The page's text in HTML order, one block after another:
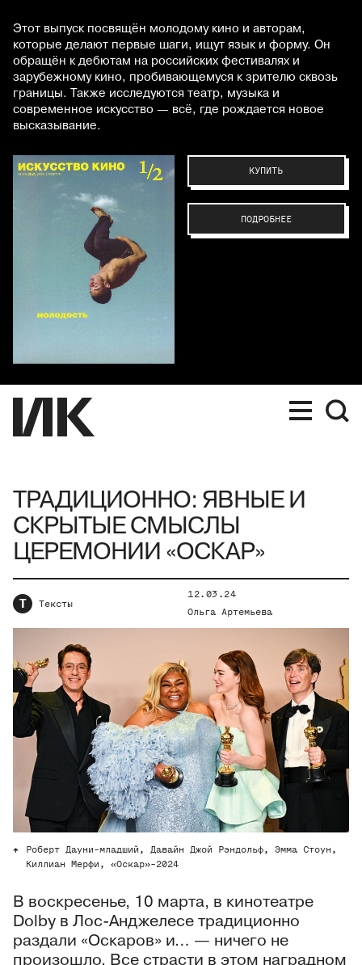
Этот выпуск посвящён молодому кино и авторам,
которые делают первые шаги, ищут язык и форму. Он
обращён к дебютам на российских фестивалях и
зарубежному кино, пробивающемуся к зрителю сквозь
границы. Также исследуются театр, музыка и
современное искусство — всё, где рождается новое
высказывание.
КУПИТЬ
ПОДРОБНЕЕ
ТРАДИЦИОННО: ЯВНЫЕ И
СКРЫТЫЕ СМЫСЛЫ
ЦЕРЕМОНИИ «ОСКАР»
Т Тексты
12.03.24
Ольга Артемьева
Роберт Дауни-младший, Давайн Джой Рэндольф, Эмма Стоун,
Киллиан Мерфи, «Оскар»-2024
В воскресенье, 10 марта, в кинотеатре
Dolby в Лос-Анджелесе традиционно
раздали «Оскаров» и… — ничего не
произошло. Все страсти в этом наградном